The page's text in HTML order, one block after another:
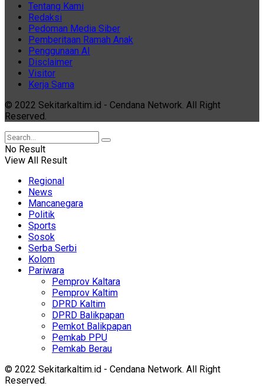
Tentang Kami
Redaksi
Pedoman Media Siber
Pemberitaan Ramah Anak
Penggunaan AI
Disclaimer
Visitor
Kerja Sama
© 2022 Sekitarkaltim.id - Cendana Network. All Right
Reserved.
No Result
View All Result
Regional
News
Mancanegara
Politik
Sports
Sosok
Serba Serbi
Kolom
Pariwara
Pemprov Kaltara
Pemprov Kaltim
DPRD Kaltim
DPRD Balikpapan
Pemkot Balikpapan
Pemkab PPU
Pemkab Berau
© 2022 Sekitarkaltim.id - Cendana Network. All Right
Reserved.